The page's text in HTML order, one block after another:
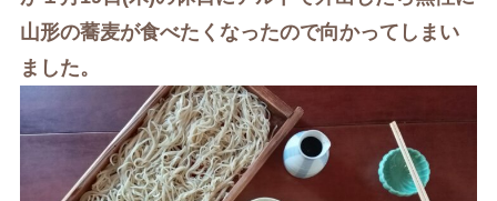
山形の蕎麦が食べたくなったので向かってしまい
ました。